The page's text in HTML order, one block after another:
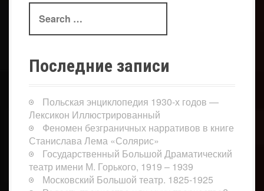
Search
for:
Последние записи
Польская энциклопедия 1930-х годов —
Лексикон Иллюстрированный
Феномен безграничных нарративов в книге
Станислава Лема «Солярис»
Государственный Большой Драматический
театр имени М. Горького, 1919 – 1939
Московский Большой театр. 1825-1925